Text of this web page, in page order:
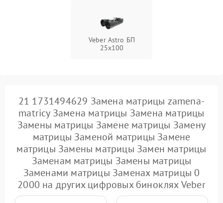
Veber Astro БП
25x100
21 1731494629 Замена матрицы zamena-
matricy Замена матрицы Замена матрицы
Замены матрицы Замене матрицы Замену
матрицы Заменой матрицы Замене
матрицы Замены матрицы Замен матрицы
Заменам матрицы Замены матрицы
Заменами матрицы Заменах матрицы 0
2000 на других цифровых биноклях Veber